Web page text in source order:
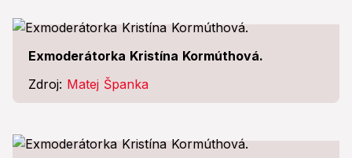
Exmoderátorka Kristína Kormúthová.
Zdroj: Matej Španka